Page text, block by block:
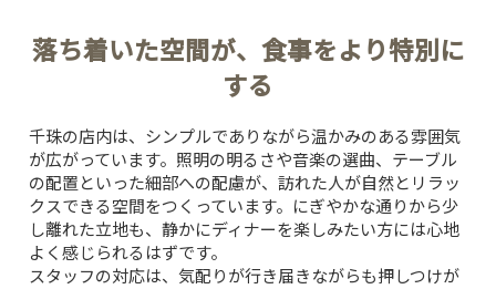
落ち着いた空間が、食事をより特別に
する
千珠の店内は、シンプルでありながら温かみのある雰囲気
が広がっています。照明の明るさや音楽の選曲、テーブル
の配置といった細部への配慮が、訪れた人が自然とリラッ
クスできる空間をつくっています。にぎやかな通りから少
し離れた立地も、静かにディナーを楽しみたい方には心地
よく感じられるはずです。
スタッフの対応は、気配りが行き届きながらも押しつけが